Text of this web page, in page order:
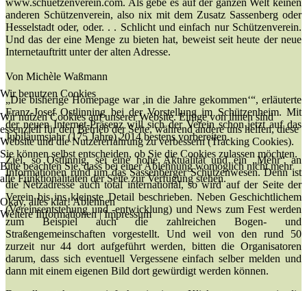
www.schuetzenverein.com. Als gebe es auf der ganzen Welt keinen
anderen Schützenverein, also nix mit dem Zusatz Sassenberg oder
Hesselstadt oder, oder. . . Schlicht und einfach nur Schützenverein.
Und das der eine Menge zu bieten hat, beweist seit heute der neue
Internetauftritt unter der alten Adresse.
Von Michèle Waßmann
„Die bisherige Homepage war ,in die Jahre gekommen‘“, erläuterte
Franz-Josef Ostlinning bei der Vorstellung im Schützenheim. Mit
der neuen Internet-Präsenz will sich der Verein schon jetzt auf das
Jubiläumsjahr (175 Jahre) 2014 bestens vorbereiten.
Ziel, so Ostlinnig, sei eine hohe Aktualität und ein „Mehr“ an
Informationen rund um das Sassenberger Schützenwesen. Denn ist
die Netzadresse auch total international, so wird auf der Seite der
Verein bis ins kleinste Detail beschrieben. Neben Geschichtlichem
(Vereinsentstehung und -entwicklung) und News zum Fest werden
zum Beispiel auch die zahlreichen Bogen- und
Straßengemeinschaften vorgestellt. Und weil von den rund 50
zurzeit nur 44 dort aufgeführt werden, bitten die Organisatoren
darum, dass sich eventuell Vergessene einfach selber melden und
dann mit einem eigenen Bild dort gewürdigt werden können.
Wir benutzen Cookies
Wir nutzen Cookies auf unserer Website. Einige von ihnen sind
essenziell für den Betrieb der Seite, während andere uns helfen, diese
Website und die Nutzererfahrung zu verbessern (Tracking Cookies).
Sie können selbst entscheiden, ob Sie die Cookies zulassen möchten.
Bitte beachten Sie, dass bei einer Ablehnung womöglich nicht mehr
alle Funktionalitäten der Seite zur Verfügung stehen.
Okay, alles klar! Ablehnen
Weitere Informationen|Impressum